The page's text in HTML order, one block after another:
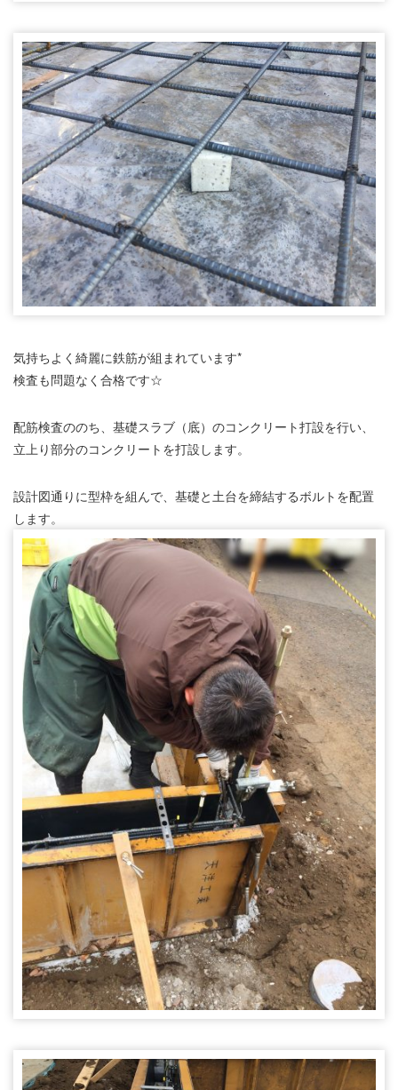
気持ちよく綺麗に鉄筋が組まれています*
検査も問題なく合格です☆
配筋検査ののち、基礎スラブ（底）のコンクリート打設を行い、
立上り部分のコンクリートを打設します。
設計図通りに型枠を組んで、基礎と土台を締結するボルトを配置
します。